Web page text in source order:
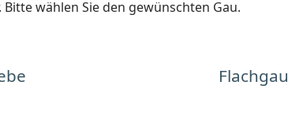
Bitte wählen Sie den gewünschten Gau.
Flachgau